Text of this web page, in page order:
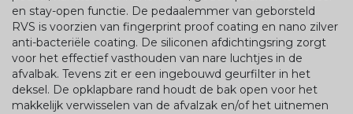
en stay-open functie. De pedaalemmer van geborsteld
RVS is voorzien van fingerprint proof coating en nano zilver
anti-bacteriële coating. De siliconen afdichtingsring zorgt
voor het effectief vasthouden van nare luchtjes in de
afvalbak. Tevens zit er een ingebouwd geurfilter in het
deksel. De opklapbare rand houdt de bak open voor het
makkelijk verwisselen van de afvalzak en/of het uitnemen